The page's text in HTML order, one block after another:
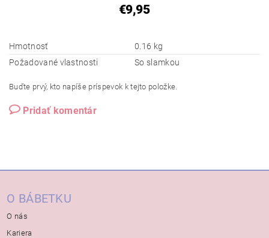
€9,95
Hmotnosť
0.16 kg
Požadované vlastnosti
So slamkou
Buďte prvý, kto napíše príspevok k tejto položke.
Pridať komentár
O BÁBETKU
O nás
Kariera